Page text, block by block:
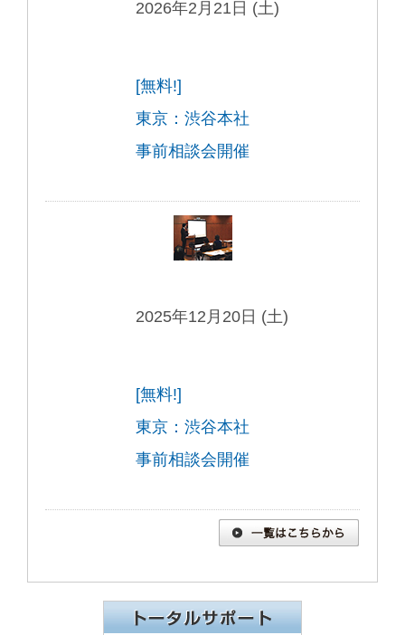
2026年2月21日 (土)
[無料!]
東京：渋谷本社
事前相談会開催
2025年12月20日 (土)
[無料!]
東京：渋谷本社
事前相談会開催